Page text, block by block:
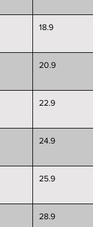
18.9
20.9
22.9
24.9
25.9
28.9